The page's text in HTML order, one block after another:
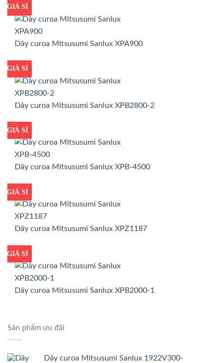
GIÁ TỐT
GIÁ SỈ
Dây curoa Mitsusumi Sanlux XPA900
GIÁ TỐT
GIÁ SỈ
Dây curoa Mitsusumi Sanlux XPB2800-2
GIÁ TỐT
GIÁ SỈ
Dây curoa Mitsusumi Sanlux XPB-4500
GIÁ TỐT
GIÁ SỈ
Dây curoa Mitsusumi Sanlux XPZ1187
GIÁ TỐT
GIÁ SỈ
Dây curoa Mitsusumi Sanlux XPB2000-1
Sản phẩm ưu đãi
Dây curoa Mitsusumi Sanlux 1922V300-